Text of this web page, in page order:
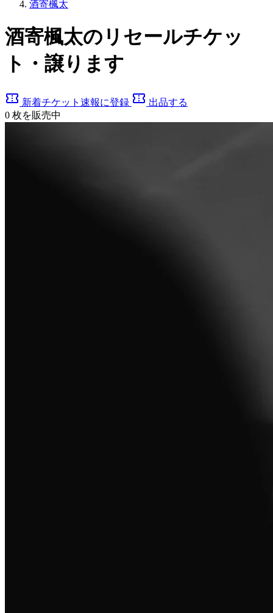
酒寄楓太
酒寄楓太のリセールチケッ
ト・譲ります
confirmation_number 新着チケット速報に登録 confirmation_number 出品する
0 枚を販売中